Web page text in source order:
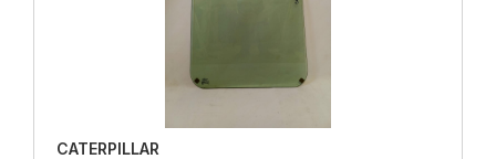
CATERPILLAR